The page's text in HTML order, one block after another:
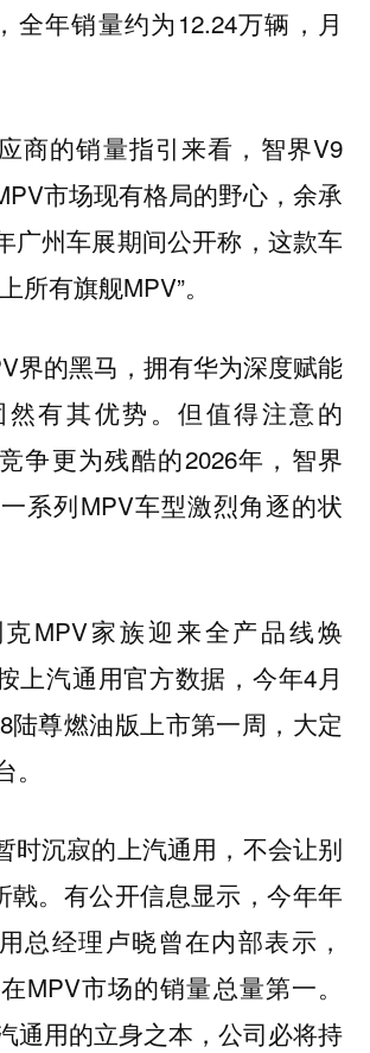
全年销量约为12.24万辆，月
商的销量指引来看，智界V9
市场现有格局的野心，余承
广州车展期间公开称，这款车
所有旗舰MPV”。
界的黑马，拥有华为深度赋能
然有其优势。但值得注意的
争更为残酷的2026年，智界
系列MPV车型激烈角逐的状
MPV家族迎来全产品线焕
上汽通用官方数据，今年4月
陆尊燃油版上市第一周，大定
时沉寂的上汽通用，不会让别
戟。有公开信息显示，今年年
总经理卢晓曾在内部表示，
MPV市场的销量总量第一。
通用的立身之本，公司必将持